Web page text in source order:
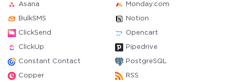
Asana Monday.com
BulkSMS Notion
ClickSend Opencart
ClickUp Pipedrive
Constant Contact PostgreSQL
Copper RSS